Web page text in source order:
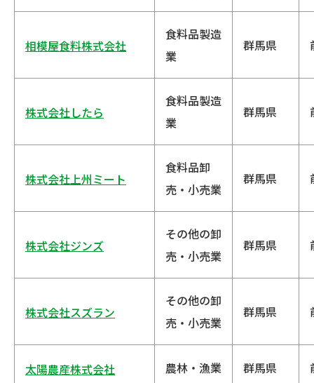
相模屋食料株式会社
食料品製造
業
群馬県
株式会社したら
食料品製造
業
群馬県
株式会社上州ミート
食料品卸
売・小売業
群馬県
株式会社ジンズ
その他の卸
売・小売業
群馬県
株式会社スズラン
その他の卸
売・小売業
群馬県
太陽農産株式会社 農林・漁業 群馬県